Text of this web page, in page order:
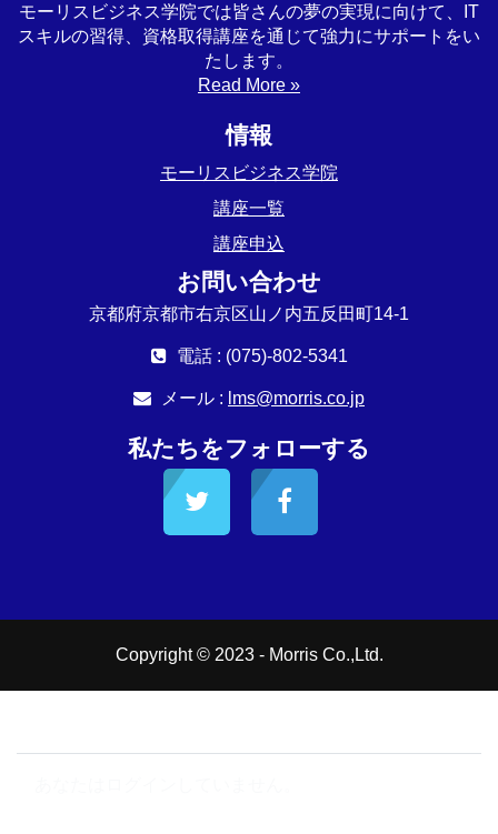
モーリスビジネス学院では皆さんの夢の実現に向けて、IT
スキルの習得、資格取得講座を通じて強力にサポートをい
たします。
Read More »
情報
モーリスビジネス学院
講座一覧
講座申込
お問い合わせ
京都府京都市右京区山ノ内五反田町14-1
電話 : (075)-802-5341
メール : lms@morris.co.jp
私たちをフォローする
Copyright © 2023 - Morris Co.,Ltd.